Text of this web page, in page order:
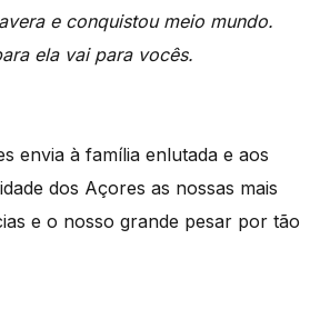
e conquistou meio mundo.
ela vai para vocês.
envia à família enlutada e aos
dos Açores as nossas mais
e o nosso grande pesar por tão